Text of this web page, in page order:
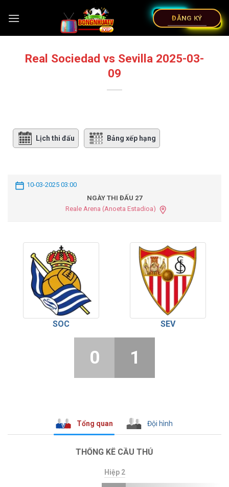
ĐĂNG KÝ
Real Sociedad vs Sevilla 2025-03-
09
Lịch thi đấu Bảng xếp hạng
10-03-2025 03:00
NGÀY THI ĐẤU 27
Reale Arena (Anoeta Estadioa)
SOC SEV
0 1
Tổng quan Đội hình
THỐNG KÊ CẦU THỦ
Hiệp 2